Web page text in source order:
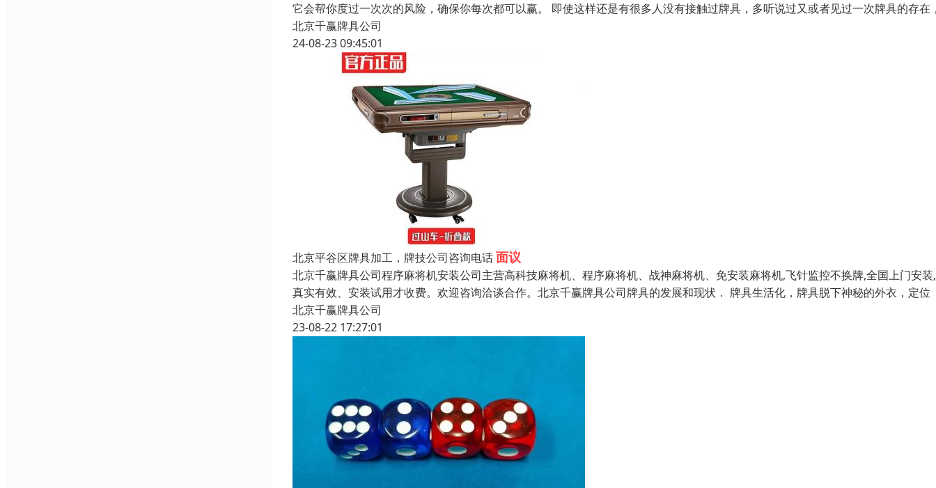
它会帮你度过一次次的风险，确保你每次都可以赢。 即使这样还是有很多人没有接触过牌具，多听说过又或者见过一次牌具的存在
北京千赢牌具公司
24-08-23 09:45:01
北京平谷区牌具加工，牌技公司咨询电话面议
北京千赢牌具公司程序麻将机安装公司主营高科技麻将机、程序麻将机、战神麻将机、免安装麻将机,飞针监控不换牌,全国上门安装
真实有效、安装试用才收费。欢迎咨询洽谈合作。北京千赢牌具公司牌具的发展和现状． 牌具生活化，牌具脱下神秘的外衣，定位
北京千赢牌具公司
23-08-22 17:27:01